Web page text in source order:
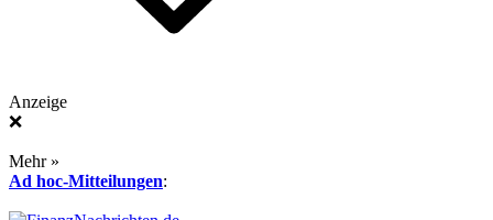
Anzeige
❌
Mehr »
Ad hoc-Mitteilungen: